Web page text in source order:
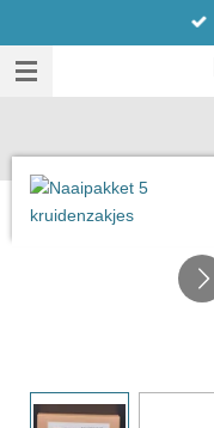
direct
naar